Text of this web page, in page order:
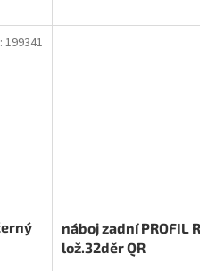
199341
náboj zadní PROFIL
lož.32děr QR